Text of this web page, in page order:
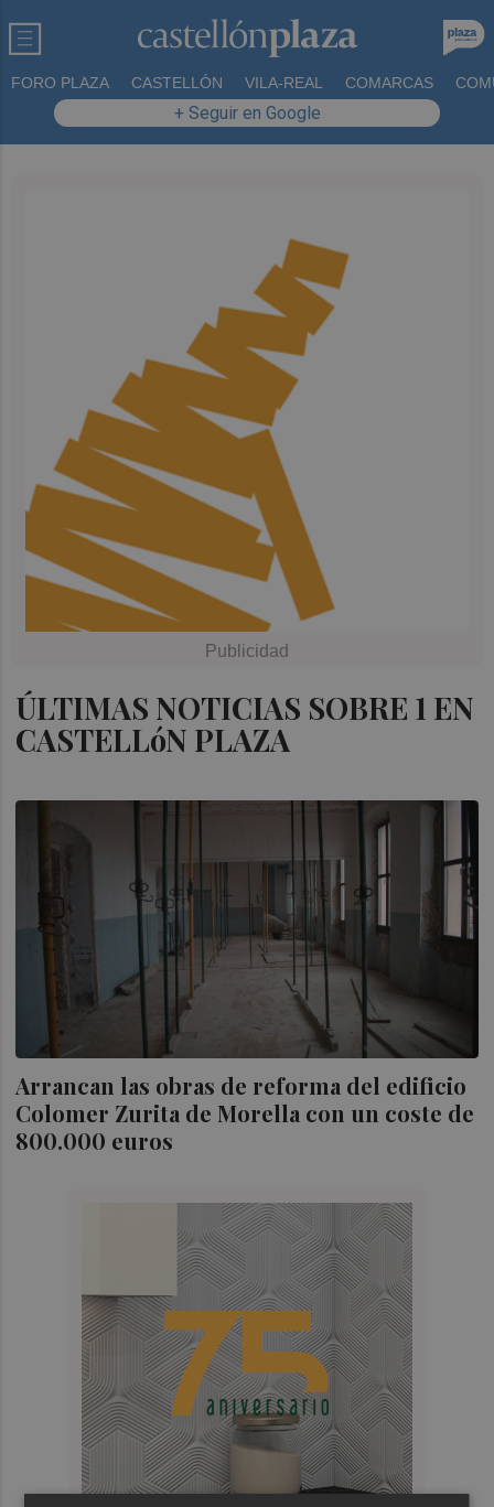
FORO PLAZA CASTELLÓN VILA-REAL COMARCAS
+ Seguir en Google
ÚLTIMAS NOTICIAS SOBRE 1 EN
CASTELLóN PLAZA
Arrancan las obras de reforma del edificio
Colomer Zurita de Morella con un coste de
800.000 euros